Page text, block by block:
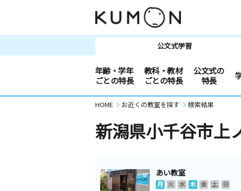
公文式学習
年齢・学年
ごとの特長
教科・教材
ごとの特長
公文式の
特長
HOME お近くの教室を探す 検索結果
新潟県小千谷市上
あい教室
月 火 水 木 金 土
日